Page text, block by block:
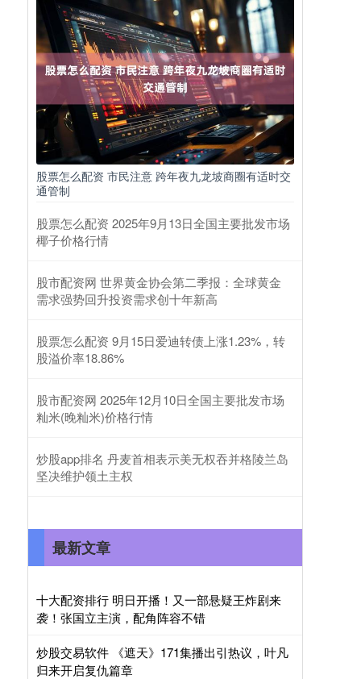
股票怎么配资 市民注意 跨年夜九龙坡商圈有适时交
通管制
股票怎么配资 2025年9月13日全国主要批发市场
椰子价格行情
股市配资网 世界黄金协会第二季报：全球黄金
需求强势回升投资需求创十年新高
股票怎么配资 9月15日爱迪转债上涨1.23%，转
股溢价率18.86%
股市配资网 2025年12月10日全国主要批发市场
籼米(晚籼米)价格行情
炒股app排名 丹麦首相表示美无权吞并格陵兰岛
坚决维护领土主权
最新文章
十大配资排行 明日开播！又一部悬疑王炸剧来
袭！张国立主演，配角阵容不错
炒股交易软件 《遮天》171集播出引热议，叶凡
归来开启复仇篇章